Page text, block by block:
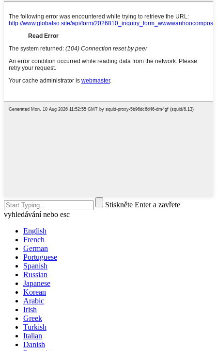
Stiskněte Enter a zavřete
vyhledávání nebo esc
English
French
German
Portuguese
Spanish
Russian
Japanese
Korean
Arabic
Irish
Greek
Turkish
Italian
Danish